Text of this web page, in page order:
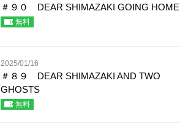
＃９０ DEAR SHIMAZAKI GOING HOME
無料
2025/01/16
＃８９ DEAR SHIMAZAKI AND TWO
GHOSTS
無料